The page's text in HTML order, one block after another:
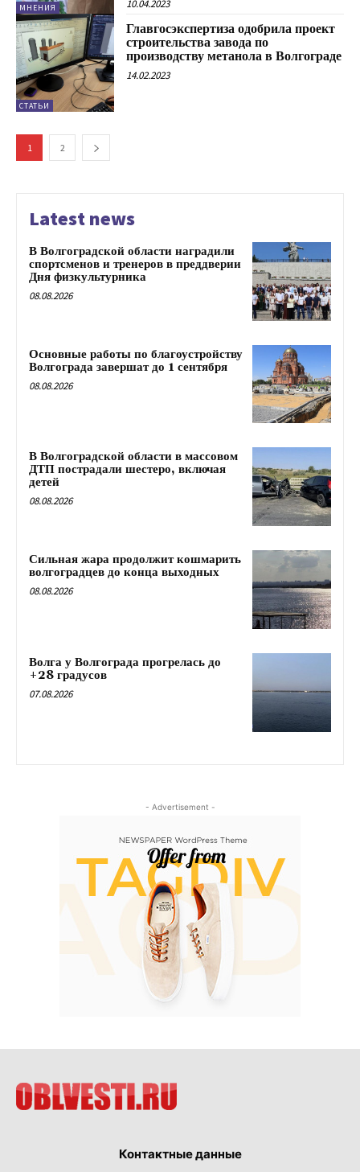
МНЕНИЯ 10.04.2023
СТАТЬИ
Главгосэкспертиза одобрила проект
строительства завода по
производству метанола в Волгограде
14.02.2023
1 2
Latest news
В Волгоградской области наградили
спортсменов и тренеров в преддверии
Дня физкультурника
08.08.2026
Основные работы по благоустройству
Волгограда завершат до 1 сентября
08.08.2026
В Волгоградской области в массовом
ДТП пострадали шестеро, включая
детей
08.08.2026
Сильная жара продолжит кошмарить
волгоградцев до конца выходных
08.08.2026
Волга у Волгограда прогрелась до
+28 градусов
07.08.2026
- Advertisement -
Контактные данные